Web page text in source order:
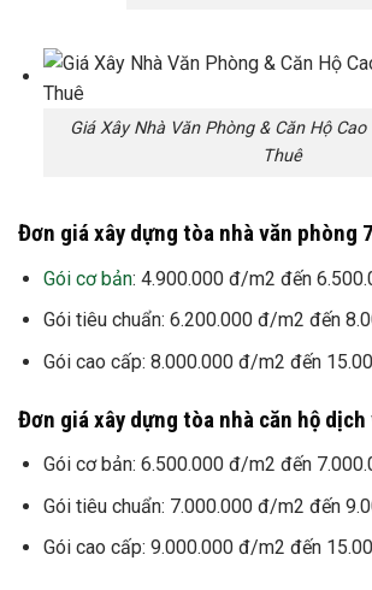
Giá Xây Nhà Văn Phòng & Căn Hộ
Thuê
Đơn giá xây dựng tòa nhà văn phòng
Gói cơ bản: 4.900.000 đ/m2 đến
Gói tiêu chuẩn: 6.200.000 đ/m2 đến
Gói cao cấp: 8.000.000 đ/m2 đến
Đơn giá xây dựng tòa nhà căn hộ dịch
Gói cơ bản: 6.500.000 đ/m2 đến
Gói tiêu chuẩn: 7.000.000 đ/m2 đến
Gói cao cấp: 9.000.000 đ/m2 đến